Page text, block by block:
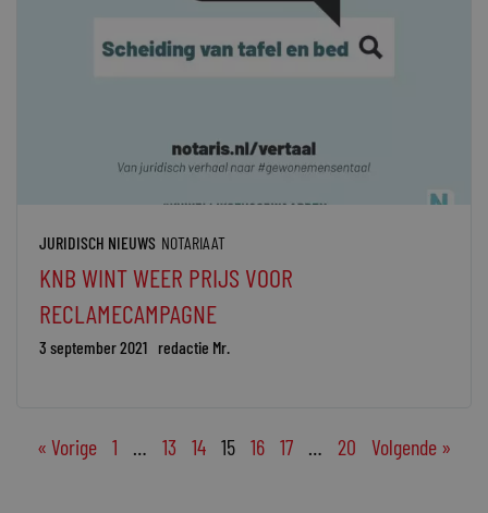
JURIDISCH NIEUWS NOTARIAAT
KNB WINT WEER PRIJS VOOR
RECLAMECAMPAGNE
3 september 2021 redactie Mr.
« Vorige 1 … 13 14 15 16 17 … 20 Volgende »